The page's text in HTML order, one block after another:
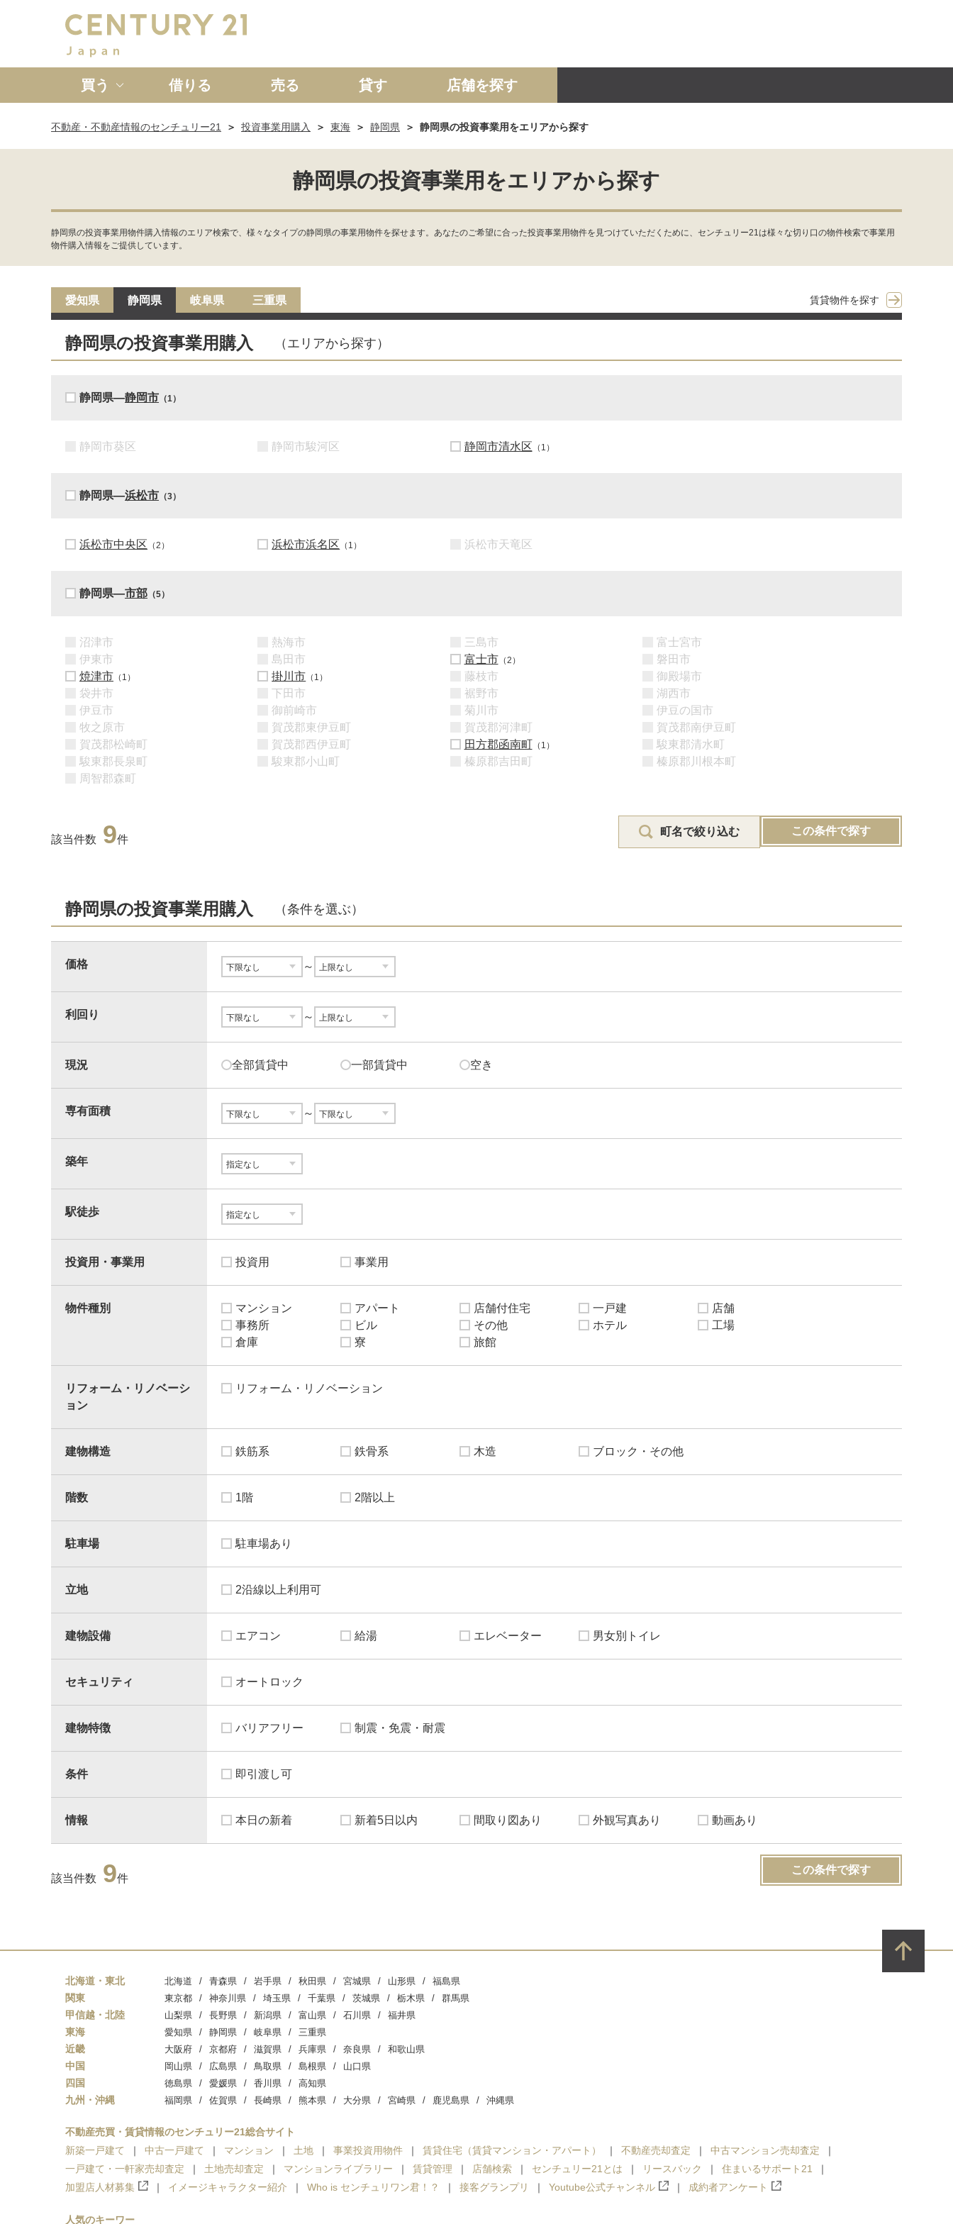
買う
新築一戸建て 中古一戸建て マンション 土地 事業投資用
借りる 売る 貸す 店舗を探す
不動産・不動産情報のセンチュリー21 投資事業用購入 東海 静岡県 静岡県の投資事業用をエリアから探す
静岡県の投資事業用をエリアから探す
静岡県の投資事業用物件購入情報のエリア検索で、様々なタイプの静岡県の事業用物件を探せます。あなたのご希望に合った投資事業用物件を見つけていただくために、センチュリー21は様々な切り口の物件検索で事業用
物件購入情報をご提供しています。
愛知県 静岡県 岐阜県 三重県 賃貸物件を探す
静岡県の投資事業用購入 （エリアから探す）
静岡県―静岡市 （1）
静岡市葵区 静岡市駿河区 静岡市清水区 （1）
静岡県―浜松市 （3）
浜松市中央区 （2） 浜松市浜名区 （1） 浜松市天竜区
静岡県―市部 （5）
沼津市 熱海市 三島市
富士宮市
伊東市
島田市 富士市 （2）
磐田市
焼津市 （1） 掛川市 （1） 藤枝市
御殿場市
袋井市
下田市 裾野市
湖西市
伊豆市
御前崎市 菊川市
伊豆の国市
牧之原市
賀茂郡東伊豆町 賀茂郡河津町
賀茂郡南伊豆町
賀茂郡松崎町
賀茂郡西伊豆町 田方郡函南町 （1）
駿東郡清水町
駿東郡長泉町
駿東郡小山町 榛原郡吉田町
榛原郡川根本町
周智郡森町
該当件数 9件
町名で絞り込む この条件で探す
静岡県の投資事業用購入 （条件を選ぶ）
価格 ～
利回り ～
現況 全部賃貸中 一部賃貸中 空き
専有面積 ～
築年
駅徒歩
投資用・事業用 投資用 事業用
物件種別 マンション アパート 店舗付住宅 一戸建
店舗
事務所
ビル その他 ホテル
工場
倉庫
寮 旅館
リフォーム・リノベーシ
ョン
リフォーム・リノベーション
建物構造 鉄筋系 鉄骨系 木造 ブロック・その他
階数 1階 2階以上
駐車場 駐車場あり
立地 2沿線以上利用可
建物設備 エアコン 給湯 エレベーター 男女別トイレ
セキュリティ オートロック
建物特徴 バリアフリー 制震・免震・耐震
条件 即引渡し可
情報 本日の新着 新着5日以内 間取り図あり 外観写真あり 動画あり
該当件数 9件
この条件で探す
北海道・東北 北海道 青森県 岩手県 秋田県 宮城県 山形県 福島県
関東 東京都 神奈川県 埼玉県 千葉県 茨城県 栃木県 群馬県
甲信越・北陸 山梨県 長野県 新潟県 富山県 石川県 福井県
東海 愛知県 静岡県 岐阜県 三重県
近畿 大阪府 京都府 滋賀県 兵庫県 奈良県 和歌山県
中国 岡山県 広島県 鳥取県 島根県 山口県
四国 徳島県 愛媛県 香川県 高知県
九州・沖縄 福岡県 佐賀県 長崎県 熊本県 大分県 宮崎県 鹿児島県 沖縄県
不動産売買・賃貸情報のセンチュリー21総合サイト
新築一戸建て
中古一戸建て マンション 土地 事業投資用物件 賃貸住宅（賃貸マンション・アパート） 不動産売却査定
中古マンション売却査定
一戸建て・一軒家売却査定
土地売却査定 マンションライブラリー 賃貸管理 店舗検索 センチュリー21とは リースバック
住まいるサポート21
加盟店人材募集
イメージキャラクター紹介 Who is センチュリワン君！？ 接客グランプリ Youtube公式チャンネル 成約者アンケート
人気のキーワー